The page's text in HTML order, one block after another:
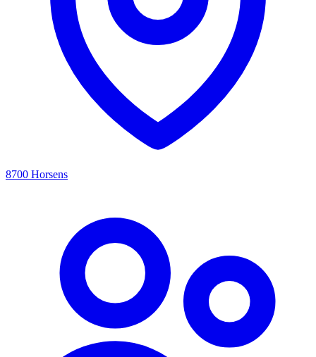
8700 Horsens